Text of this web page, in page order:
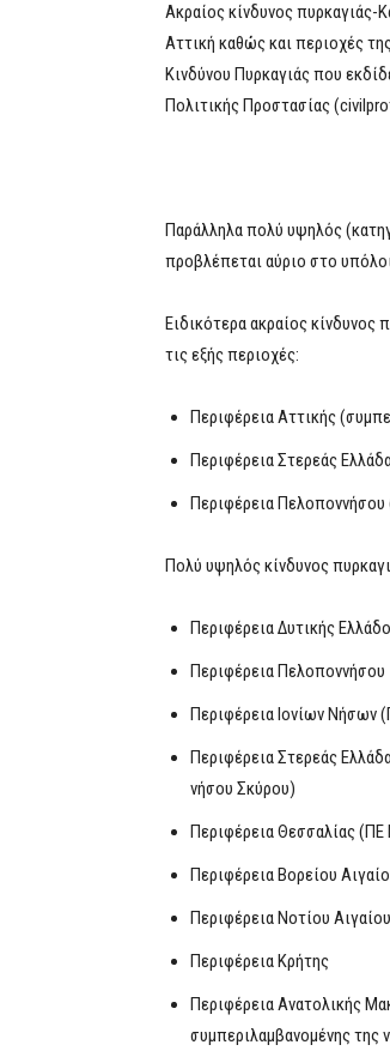
Ακραίος κίνδυνος πυρκαγιάς-
Αττική καθώς και περιοχές
Κινδύνου Πυρκαγιάς που
Πολιτικής Προστασίας
Παράλληλα πολύ υψηλός
προβλέπεται αύριο στο
Ειδικότερα ακραίος κίνδυνος
τις εξής περιοχές:
Περιφέρεια Αττικής
Περιφέρεια Στερεάς
Περιφέρεια
Πολύ υψηλός κίνδυνος
Περιφέρεια Δυτικής
Περιφέρεια Πελοποννήσου
Περιφέρεια Ιονίων Νήσων
Περιφέρεια Στερεάς
νήσου Σκύρου)
Περιφέρεια Θεσσαλίας (ΠΕ
Περιφέρεια Βορείου
Περιφέρεια Νοτίου
Περιφέρεια Κρήτης
Περιφέρεια Ανατολικής
συμπεριλαμβανομένης της